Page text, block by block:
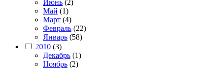
Июнь (2)
Май (1)
Март (4)
Февраль (22)
Январь (58)
2010 (3)
Декабрь (1)
Ноябрь (2)